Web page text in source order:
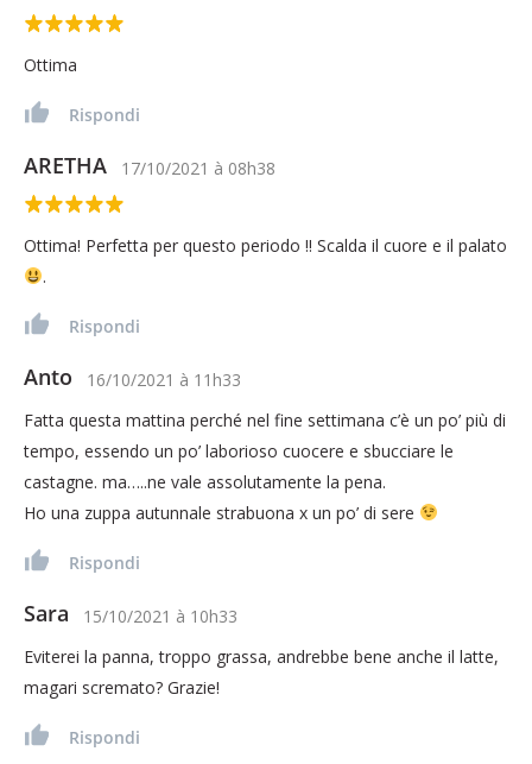
Ottima
Rispondi
ARETHA 17/10/2021 à 08h38
Ottima! Perfetta per questo periodo !! Scalda il cuore e il palato
.
Rispondi
Anto 16/10/2021 à 11h33
Fatta questa mattina perché nel fine settimana c’è un po’ più di
tempo, essendo un po’ laborioso cuocere e sbucciare le
castagne. ma…..ne vale assolutamente la pena.
Ho una zuppa autunnale strabuona x un po’ di sere
Rispondi
Sara 15/10/2021 à 10h33
Eviterei la panna, troppo grassa, andrebbe bene anche il latte,
magari scremato? Grazie!
Rispondi